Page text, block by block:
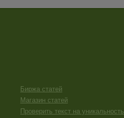
Биржа статей
Магазин статей
Проверить текст на уникальность